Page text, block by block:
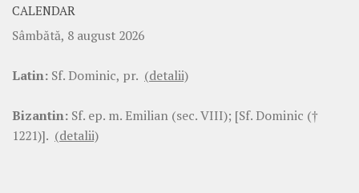
CALENDAR
Sâmbătă, 8 august 2026
Latin: Sf. Dominic, pr. (detalii)
Bizantin: Sf. ep. m. Emilian (sec. VIII); [Sf. Dominic (†
1221)]. (detalii)